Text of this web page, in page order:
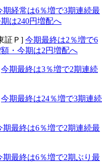
期経常は6％増で3期連続最
は240円増配へ
証Ｐ] 今期最終は2％増で6
・今期は2円増配へ
今期最終は3％増で2期連続
今期最終は24％増で3期連続
期最終は6％増で2期連続最
期最終は6％増で2期ぶり最